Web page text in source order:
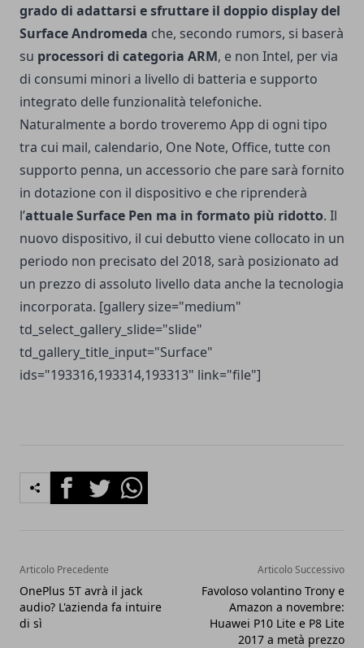
grado di adattarsi e sfruttare il doppio display del
Surface Andromeda che, secondo rumors, si baserà
su processori di categoria ARM, e non Intel, per via
di consumi minori a livello di batteria e supporto
integrato delle funzionalità telefoniche.
Naturalmente a bordo troveremo App di ogni tipo
tra cui mail, calendario, One Note, Office, tutte con
supporto penna, un accessorio che pare sarà fornito
in dotazione con il dispositivo e che riprenderà
l’attuale Surface Pen ma in formato più ridotto. Il
nuovo dispositivo, il cui debutto viene collocato in un
periodo non precisato del 2018, sarà posizionato ad
un prezzo di assoluto livello data anche la tecnologia
incorporata. [gallery size="medium"
td_select_gallery_slide="slide"
td_gallery_title_input="Surface"
ids="193316,193314,193313" link="file"]
FacebookTwitterWhatsapp
Articolo Precedente
OnePlus 5T avrà il jack
audio? L'azienda fa intuire
di sì
Articolo Successivo
Favoloso volantino Trony e
Amazon a novembre:
Huawei P10 Lite e P8 Lite
2017 a metà prezzo